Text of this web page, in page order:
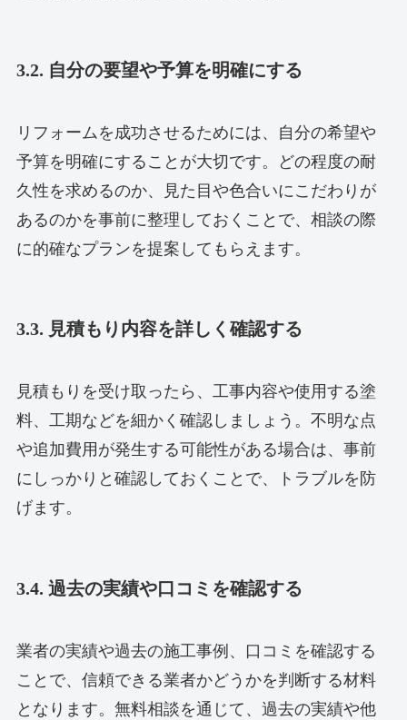
3.2. 自分の要望や予算を明確にする
リフォームを成功させるためには、自分の希望や
予算を明確にすることが大切です。どの程度の耐
久性を求めるのか、見た目や色合いにこだわりが
あるのかを事前に整理しておくことで、相談の際
に的確なプランを提案してもらえます。
3.3. 見積もり内容を詳しく確認する
見積もりを受け取ったら、工事内容や使用する塗
料、工期などを細かく確認しましょう。不明な点
や追加費用が発生する可能性がある場合は、事前
にしっかりと確認しておくことで、トラブルを防
げます。
3.4. 過去の実績や口コミを確認する
業者の実績や過去の施工事例、口コミを確認する
ことで、信頼できる業者かどうかを判断する材料
となります。無料相談を通じて、過去の実績や他